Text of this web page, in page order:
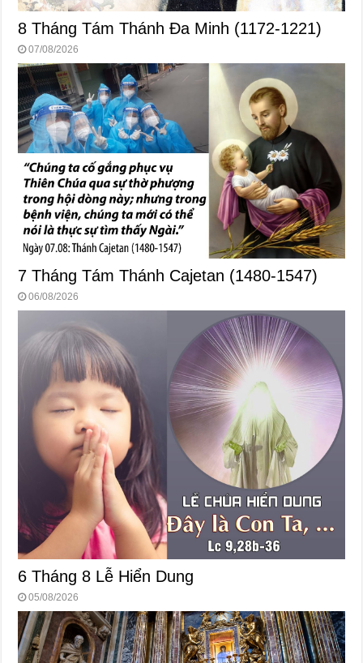
8 Tháng Tám Thánh Ða Minh (1172-1221)
07/08/2026
7 Tháng Tám Thánh Cajetan (1480-1547)
06/08/2026
6 Tháng 8 Lễ Hiển Dung
05/08/2026